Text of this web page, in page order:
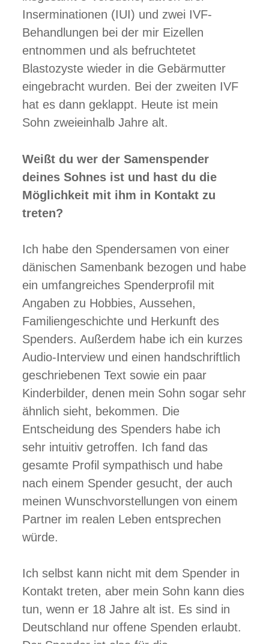
Inserminationen (IUI) und zwei IVF-
Behandlungen bei der mir Eizellen
entnommen und als befruchtetet
Blastozyste wieder in die Gebärmutter
eingebracht wurden. Bei der zweiten IVF
hat es dann geklappt. Heute ist mein
Sohn zweieinhalb Jahre alt.
Weißt du wer der Samenspender
deines Sohnes ist und hast du die
Möglichkeit mit ihm in Kontakt zu
treten?
Ich habe den Spendersamen von einer
dänischen Samenbank bezogen und habe
ein umfangreiches Spenderprofil mit
Angaben zu Hobbies, Aussehen,
Familiengeschichte und Herkunft des
Spenders. Außerdem habe ich ein kurzes
Audio-Interview und einen handschriftlich
geschriebenen Text sowie ein paar
Kinderbilder, denen mein Sohn sogar sehr
ähnlich sieht, bekommen. Die
Entscheidung des Spenders habe ich
sehr intuitiv getroffen. Ich fand das
gesamte Profil sympathisch und habe
nach einem Spender gesucht, der auch
meinen Wunschvorstellungen von einem
Partner im realen Leben entsprechen
würde.
Ich selbst kann nicht mit dem Spender in
Kontakt treten, aber mein Sohn kann dies
tun, wenn er 18 Jahre alt ist. Es sind in
Deutschland nur offene Spenden erlaubt.